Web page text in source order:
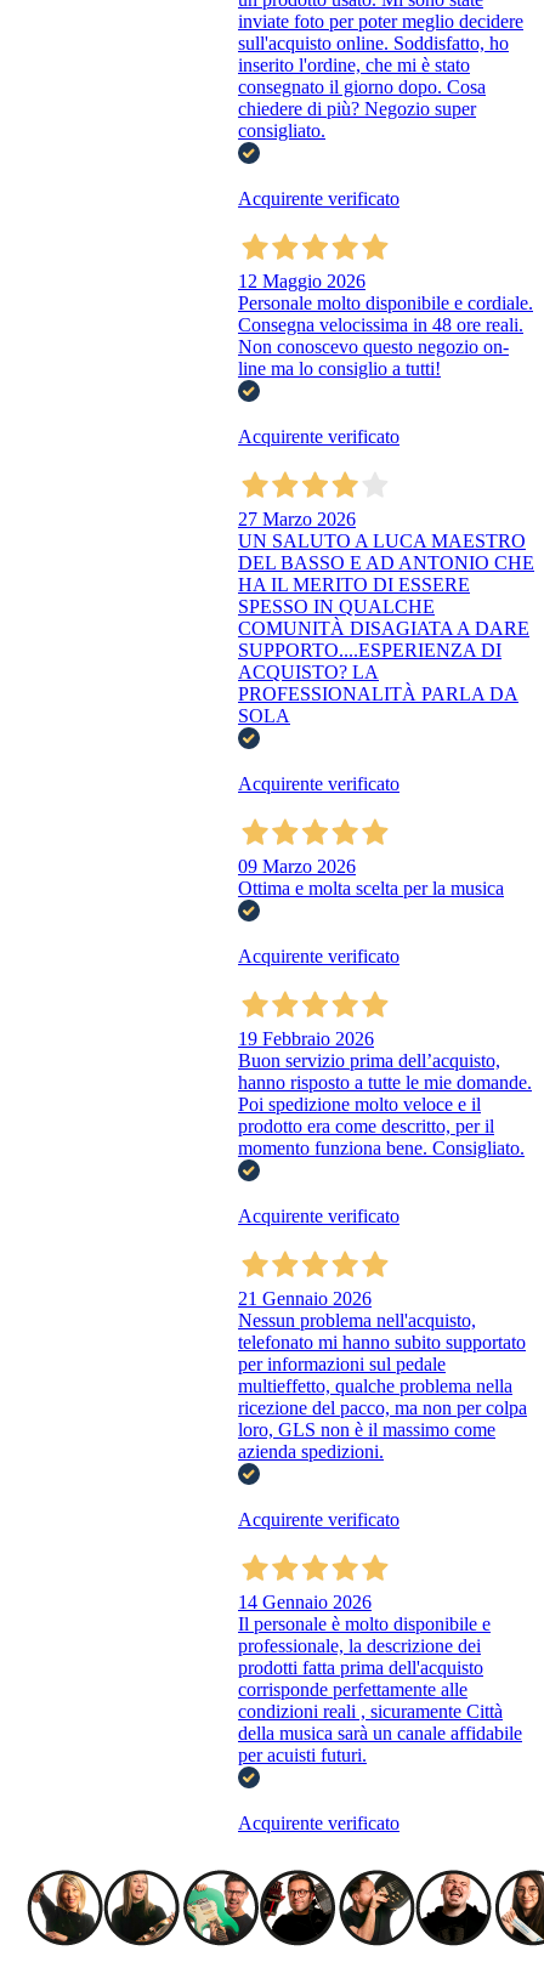
inviate foto per poter meglio decidere
sull'acquisto online. Soddisfatto, ho
inserito l'ordine, che mi è stato
consegnato il giorno dopo. Cosa
chiedere di più? Negozio super
consigliato.
Acquirente verificato
12 Maggio 2026
Personale molto disponibile e cordiale.
Consegna velocissima in 48 ore reali.
Non conoscevo questo negozio on-
line ma lo consiglio a tutti!
Acquirente verificato
27 Marzo 2026
UN SALUTO A LUCA MAESTRO
DEL BASSO E AD ANTONIO CHE
HA IL MERITO DI ESSERE
SPESSO IN QUALCHE
COMUNITÀ DISAGIATA A DARE
SUPPORTO....ESPERIENZA DI
ACQUISTO? LA
PROFESSIONALITÀ PARLA DA
SOLA
Acquirente verificato
09 Marzo 2026
Ottima e molta scelta per la musica
Acquirente verificato
19 Febbraio 2026
Buon servizio prima dell’acquisto,
hanno risposto a tutte le mie domande.
Poi spedizione molto veloce e il
prodotto era come descritto, per il
momento funziona bene. Consigliato.
Acquirente verificato
21 Gennaio 2026
Nessun problema nell'acquisto,
telefonato mi hanno subito supportato
per informazioni sul pedale
multieffetto, qualche problema nella
ricezione del pacco, ma non per colpa
loro, GLS non è il massimo come
azienda spedizioni.
Acquirente verificato
14 Gennaio 2026
Il personale è molto disponibile e
professionale, la descrizione dei
prodotti fatta prima dell'acquisto
corrisponde perfettamente alle
condizioni reali , sicuramente Città
della musica sarà un canale affidabile
per acuisti futuri.
Acquirente verificato